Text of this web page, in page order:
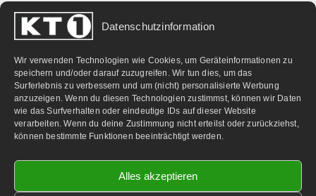
Datenschutzinformation
Wir verwenden Technologien wie Cookies, um Geräteinformationen zu
speichern und/oder darauf zuzugreifen. Wir tun dies, um das
Surferlebnis zu verbessern und um (nicht) personalisierte Werbung
anzuzeigen. Wenn du diesen Technologien zustimmst, können wir Daten
wie das Surfverhalten oder eindeutige IDs auf dieser Website
verarbeiten. Wenn du deine Zustimmung nicht erteilst oder zurückziehst,
können bestimmte Funktionen beeinträchtigt werden.
Alles akzeptieren
PARTNERLINKS: